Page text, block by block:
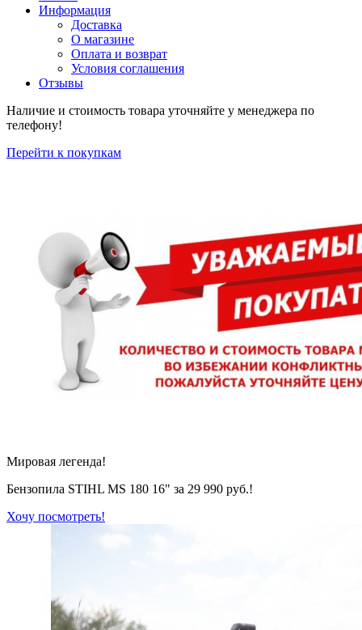
Информация
Доставка
О магазине
Оплата и возврат
Условия соглашения
Отзывы
Наличие и стоимость товара уточняйте у менеджера по
телефону!
Перейти к покупкам
Мировая легенда!
Бензопила STIHL MS 180 16" за 29 990 руб.!
Хочу посмотреть!